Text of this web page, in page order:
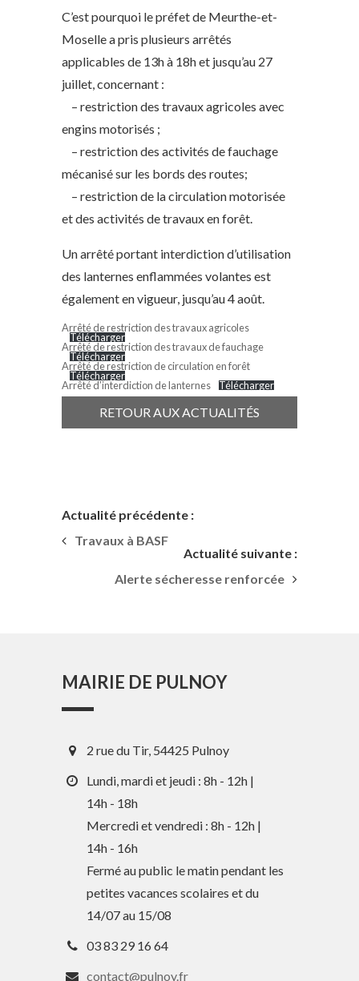
C’est pourquoi le préfet de Meurthe-et-
Moselle a pris plusieurs arrêtés
applicables de 13h à 18h et jusqu’au 27
juillet, concernant :
– restriction des travaux agricoles avec
engins motorisés ;
– restriction des activités de fauchage
mécanisé sur les bords des routes;
– restriction de la circulation motorisée
et des activités de travaux en forêt.
Un arrêté portant interdiction d’utilisation
des lanternes enflammées volantes est
également en vigueur, jusqu’au 4 août.
Arrêté de restriction des travaux agricoles
Télécharger
Arrêté de restriction des travaux de fauchage
Télécharger
Arrêté de restriction de circulation en forêt
Télécharger
Arrêté d’interdiction de lanternes Télécharger
RETOUR AUX ACTUALITÉS
Actualité précédente :
Travaux à BASF
Actualité suivante :
Alerte sécheresse renforcée
Comptes rendus des Conseils
Tri / Déchets
MAIRIE DE PULNOY
2 rue du Tir, 54425 Pulnoy
Lundi, mardi et jeudi : 8h - 12h |
14h - 18h
Mercredi et vendredi : 8h - 12h |
14h - 16h
Fermé au public le matin pendant les
petites vacances scolaires et du
14/07 au 15/08
03 83 29 16 64
contact@pulnoy.fr